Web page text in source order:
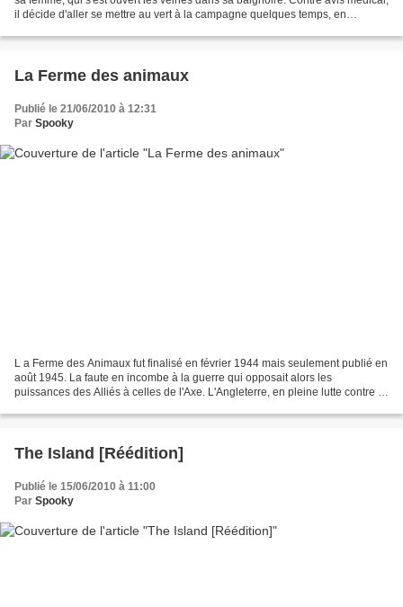
il décide d'aller se mettre au vert à la campagne quelques temps, en
La Ferme des animaux
Publié le 21/06/2010 à 12:31
Par Spooky
L a Ferme des Animaux fut finalisé en février 1944 mais seulement publié en
août 1945. La faute en incombe à la guerre qui opposait alors les
puissances des Alliés à celles de l'Axe. L'Angleterre, en pleine lutte contre le
The Island [Réédition]
Publié le 15/06/2010 à 11:00
Par Spooky